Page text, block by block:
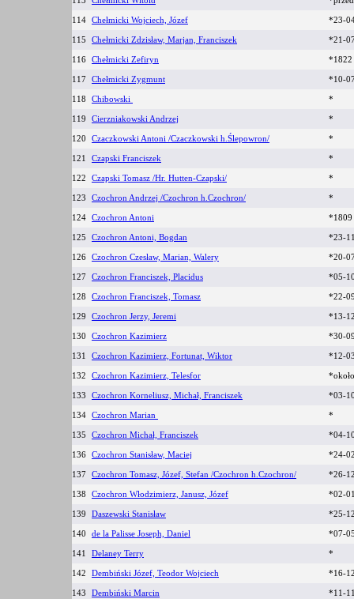
114 Chełmicki Wojciech, Józef *23-
115 Chełmicki Zdzisław, Marjan, Franciszek *21-
116 Chełmicki Zefiryn *1822
117 Chełmicki Zygmunt *10-
118 Chibowski *
119 Cierzniakowski Andrzej *
120 Czaczkowski Antoni /Czaczkowski h.Ślepowron/ *
121 Czapski Franciszek *
122 Czapski Tomasz /Hr. Hutten-Czapski/ *
123 Czochron Andrzej /Czochron h.Czochron/ *
124 Czochron Antoni *1809
125 Czochron Antoni, Bogdan *23-
126 Czochron Czesław, Marian, Walery *20-
127 Czochron Franciszek, Placidus *05-
128 Czochron Franciszek, Tomasz *22-
129 Czochron Jerzy, Jeremi *13-
130 Czochron Kazimierz *30-
131 Czochron Kazimierz, Fortunat, Wiktor *12-
132 Czochron Kazimierz, Telesfor
133 Czochron Korneliusz, Michał, Franciszek *03-
134 Czochron Marian *
135 Czochron Michał, Franciszek *04-
136 Czochron Stanisław, Maciej *24-
137 Czochron Tomasz, Józef, Stefan /Czochron h.Czochron/ *26-
138 Czochron Włodzimierz, Janusz, Józef *02-
139 Daszewski Stanisław *25-
140 de la Palisse Joseph, Daniel *07-
141 Delaney Terry *
142 Dembiński Józef, Teodor Wojciech *16-
143 Dembiński Marcin *11-